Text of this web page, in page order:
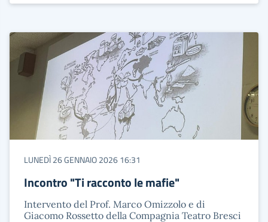
LUNEDÌ 26 GENNAIO 2026 16:31
Incontro "Ti racconto le mafie"
Intervento del Prof. Marco Omizzolo e di
Giacomo Rossetto della Compagnia Teatro Bresci